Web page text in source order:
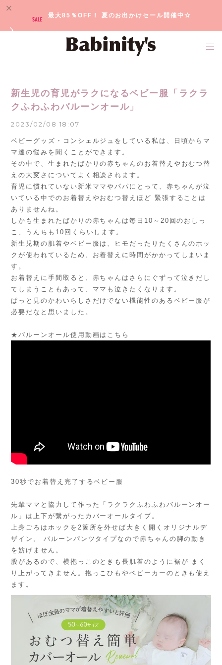
最大85％OFF！ 夏のお出かけセール開催中☆
新生児の育児がラクになるベビー服「ラクラ
クふわふわバルーンオール」
2023/02/08 18:07
ベビーグッズ・コンシェルジュをしている私は、日頃からマ
マ達の悩みを聞くことができます。
その中で、生まれたばかりの赤ちゃんのお着替えやおむつ替
えの大変さについてよく相談されます。
育児に慣れていない新米ママやパパにとって、赤ちゃんが泣
いている中でのお着替えやおむつ替えほど 緊張することは
ありませんね。
しかも生まれたばかりの赤ちゃんは毎日10～20回のおしっ
こ、うんちも10回くらいします。
新生児期の肌着やベビー服は、ヒモだったりたくさんのホッ
クが使われているため、お着替えに時間がかかってしまいま
す。
お着替えに手間取ると、赤ちゃんはさらにぐずって泣きだし
てしまうこともあって、ママも泣きたくなります。
ぱっと見のかわいらしさだけでない機能性のあるベビー服が
必要だなと思いました。
★バルーンオール使用動画はこちら
30秒でお着替え完了するベビー服
先輩ママと協力して作った「ラクラクふわふわバルーンオー
ル」は上下が繋がったカバーオールタイプ。
上身ごろはホックを2箇所を外せば大きく開くオリジナルデ
ザイン。 バルーンパンツタイプなので赤ちゃんの脚の動き
を妨げません。
股があるので、横抱っこのときも長肌着のように裾が まく
り上がってきません。抱っこひもやベビーカーのときも使え
ます。